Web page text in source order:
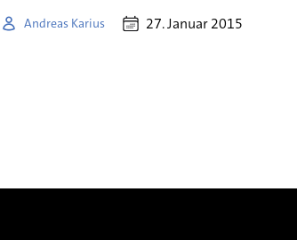
Andreas Karius 27. Januar 2015